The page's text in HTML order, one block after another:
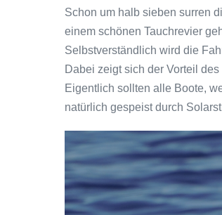
Schon um halb sieben surren
einem schönen Tauchrevier
Selbstverständlich wird die
Dabei zeigt sich der Vorteil
Eigentlich sollten alle Boote,
natürlich gespeist durch